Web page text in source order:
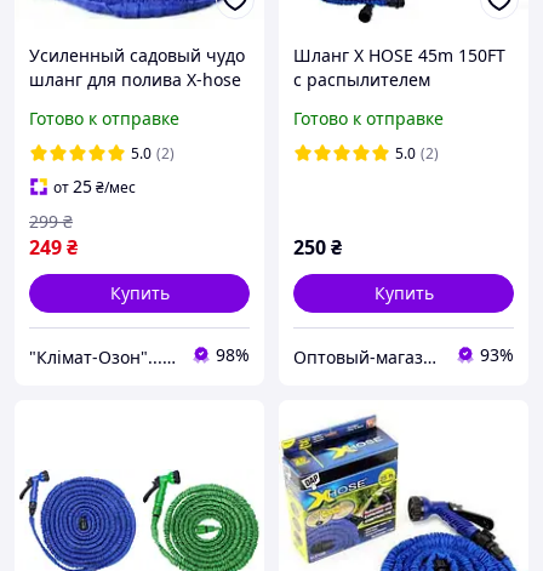
Усиленный садовый чудо
шланг для полива X-hose
распылителем, синий
Готово к отправке
5.0 (2)
от25₴/мес
249₴
299 ₴
Купить
"Клімат-Озон".....Інтернет магазин кліматичного обладнання 98%
Шланг X HOSE 45m 150FT
с распылителем
Готово к отправке
5.0 (2)
250₴
Купить
Оптовый-магазин "Юг-Опт" 93%